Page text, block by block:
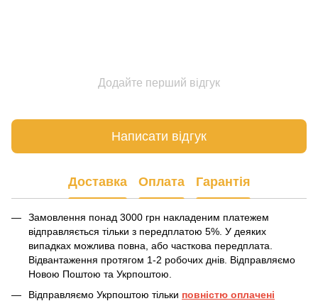
Додайте перший відгук
Написати відгук
Доставка Оплата Гарантія
Замовлення понад 3000 грн накладеним платежем
відправляється тільки з передплатою 5%. У деяких
випадках можлива повна, або часткова передплата.
Відвантаження протягом 1-2 робочих днів. Відправляємо
Новою Поштою та Укрпоштою.
Відправляємо Укрпоштою тільки повністю оплачені